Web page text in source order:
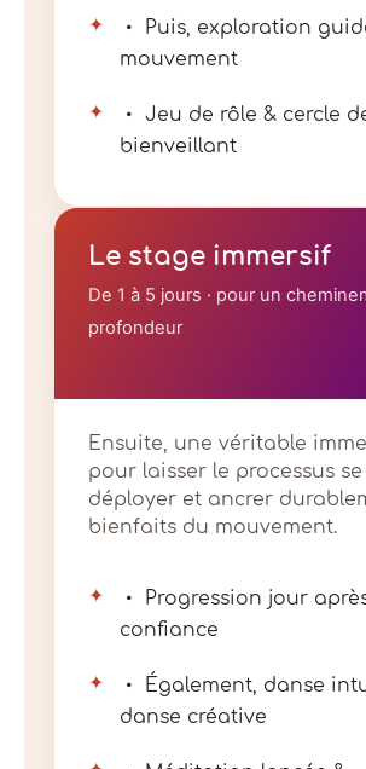
✦
Puis, exploration
mouvement
✦
Jeu de rôle & cercle
bienveillant
Le stage immersif
De 1 à 5 jours · pour un
profondeur
Ensuite, une véritable
pour laisser le processus se
déployer et ancrer
bienfaits du mouvement.
✦
Progression jour
confiance
✦
Également, danse
danse créative